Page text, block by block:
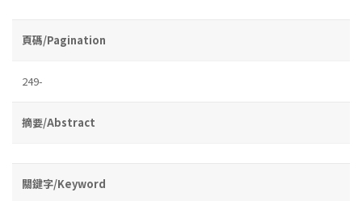
頁碼/Pagination
249-
摘要/Abstract
關鍵字/Keyword